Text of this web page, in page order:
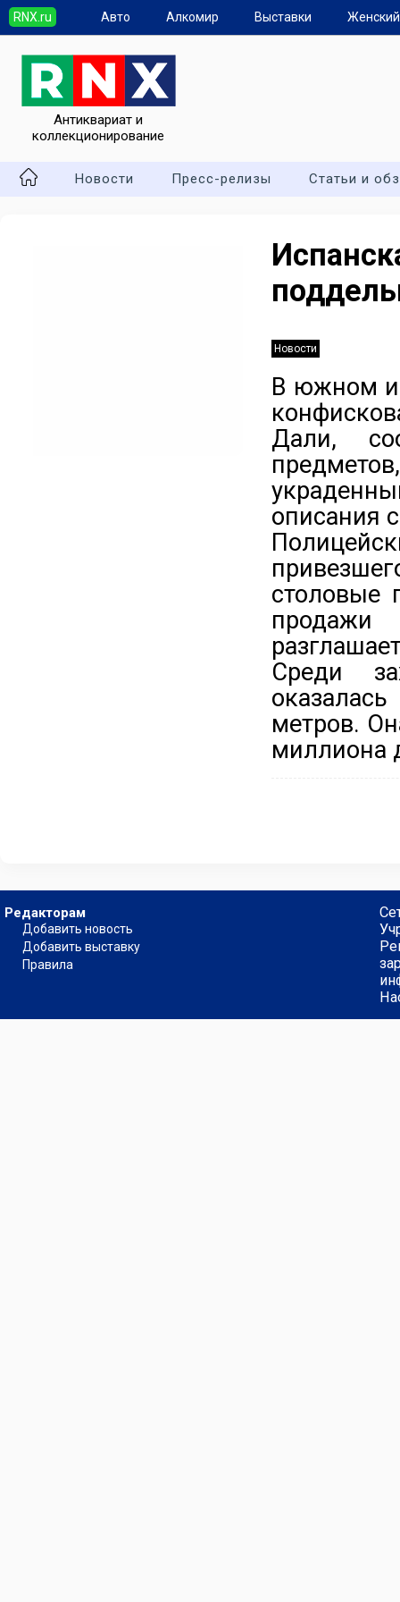
RNX.ru Авто Алкомир Выставки
Антиквариат и
коллекционирование
Новости Пресс-релизы Статьи и
Новости
В южном
Дали,
описания
столовые
продажи
Среди
метров.
миллиона
Редакторам
Добавить новость
Добавить выставку
Правила